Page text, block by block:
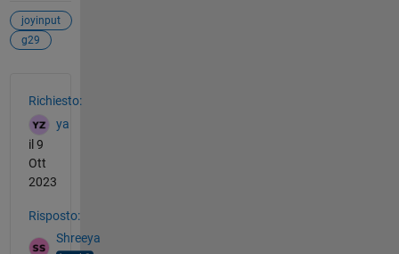
joyinput
g29
Richiesto:
ya
il 9
Ott
2023
Risposto:
Shreeya